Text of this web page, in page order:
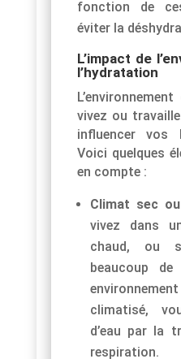
fonction de
éviter la
L’impact de
l’hydratation
vivez ou
influencer vos
Voici quelques
en compte :
Climat sec
vivez dans
chaud, ou
beaucoup
climatisé,
d’eau par la